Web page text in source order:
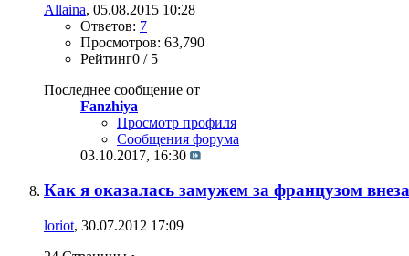
Allaina, 05.08.2015 10:28
Ответов: 7
Просмотров: 63,790
Рейтинг0 / 5
Последнее сообщение от
Fanzhiya
Просмотр профиля
Сообщения форума
03.10.2017, 16:30
Как я оказалась замужем за французом
loriot, 30.07.2012 17:09